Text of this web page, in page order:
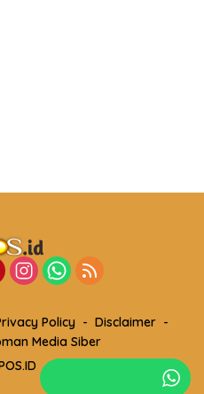
Policy
Disclaimer
Media Siber